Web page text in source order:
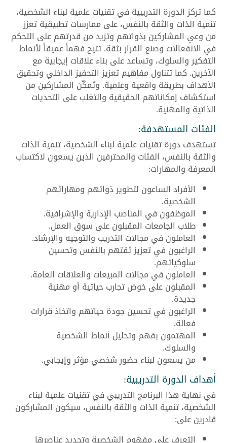
كما تركز الدورة التدريبية في تقنيات علمية لبناء الشخصية،
تنمية الذات والثقة بالنفس، على ممارسات تطبيقية تعزز
من وعي المشاركين بذواتهم وتزيد من قدرتهم على التحكم
في الانفعالات وصنع القرار بثقة. تتيح فهماً عميقاً لأنماط
التفكير والسلوك، وتساعد على بناء علاقات إيجابية مع
الآخرين. كما تتناول مفاهيم تعزيز التحفيز الداخلي وتحقيق
الأهداف بطريقة واقعية وعلمية. وتُمكّن المشاركين من
استكشاف إمكاناتهم الحقيقية والتغلب على التحديات
الذاتية والمهنية.
الفئات المستهدفة:
تستهدف دورة تقنيات علمية لبناء الشخصية، تنمية الذات
والثقة بالنفس، الفئات والمحترفين الذين يسعون لاكتساب
المعرفة والمهارات:
الأفراد الساعون لتطوير ذواتهم ومهاراتهم
الشخصية.
الموظفون في المناصب الإدارية والإشرافية.
طلاب الجامعات المقبلون على سوق العمل.
العاملون في مجالات التدريب والتوجيه والإرشاد.
الراغبون في تعزيز ثقتهم بالنفس وتحسين
سلوكياتهم.
العاملون في مجالات المبيعات والعلاقات العامة.
المقبلون على خوض تجارب حياتية أو مهنية
جديدة.
الراغبون في تحسين جودة حياتهم واتخاذ قرارات
فعالة.
المهتمون بفهم وتحليل أنماط الشخصية
والسلوك.
من يسعون لبناء حضور شخصي مؤثر وإيجابي.
أهداف الدورة التدريبية:
في نهاية هذا البرنامج التدريبي في تقنيات علمية لبناء
الشخصية، تنمية الذات والثقة بالنفس، سيكون المشاركون
قادرين على:
التعرف على مفهوم الشخصية وتحديد عناصرها